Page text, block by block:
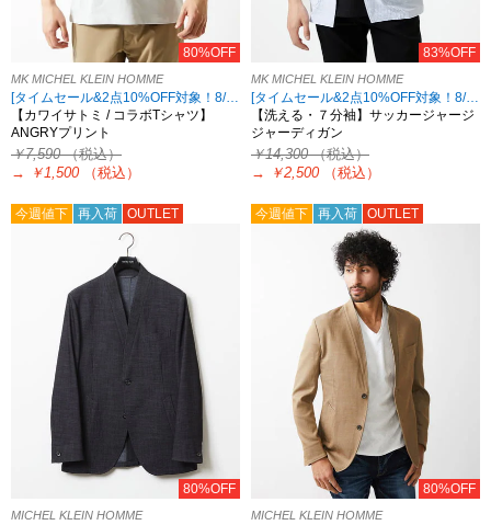
80%OFF
MK MICHEL KLEIN HOMME
[タイムセール&2点10%OFF対象！8/17 8:59まで アウトレット限定]
【カワイサトミ / コラボTシャツ】
ANGRYプリント
￥7,590（税込）
→
￥1,500 （税込）
83%OFF
MK MICHEL KLEIN HOMME
[タイムセール&2点10%OFF対象！8/17 8:59まで アウトレット限定]
【洗える・７分袖】サッカージャージ
ジャーディガン
￥14,300（税込）
→
￥2,500 （税込）
今週値下 再入荷 OUTLET
80%OFF
MICHEL KLEIN HOMME
今週値下 再入荷 OUTLET
80%OFF
MICHEL KLEIN HOMME